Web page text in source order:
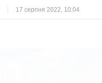
17 серпня 2022, 10:04